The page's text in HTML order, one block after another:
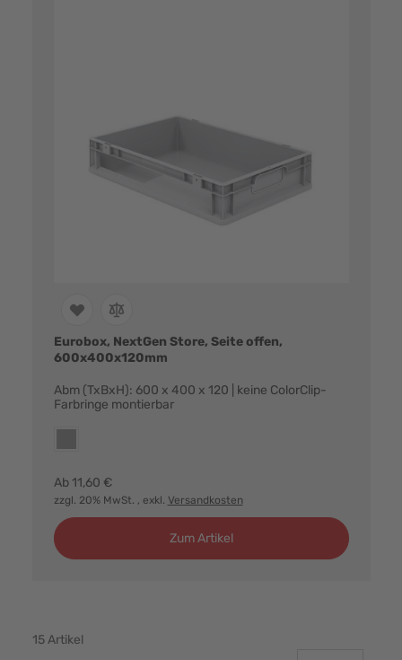
Eurobox, NextGen Store, Seite offen,
600x400x120mm
Abm (TxBxH): 600 x 400 x 120 | keine ColorClip-
Farbringe montierbar
Ab 11,60 €
zzgl. 20% MwSt. , exkl. Versandkosten
Zum Artikel
15Artikel